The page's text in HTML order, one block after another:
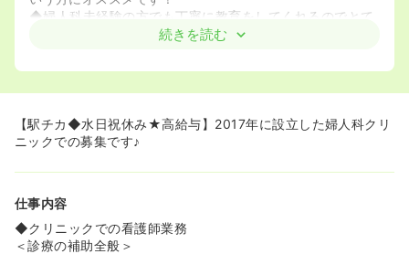
◆婦人科未経験の方でも丁寧に教育をしてくれるのでとて
不妊治療に取り組んでいます。
<<アクセスのいいクリニックです♪>>
てもアクセスがいいため通勤がとても楽です！！
にお買い物などできます！
続きを読む
【駅チカ◆水日祝休み★高給与】2017年に設立した婦人科クリ
ニックでの募集です♪
仕事内容
◆クリニックでの看護師業務
＜診療の補助全般＞